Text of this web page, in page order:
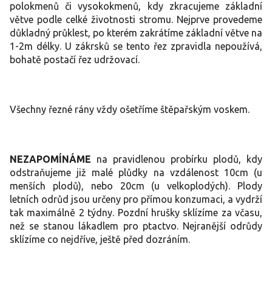
polokmenů či vysokokmenů, kdy zkracujeme základní
větve podle celké životnosti stromu. Nejprve provedeme
důkladný průklest, po kterém zakrátíme základní větve na
1-2m délky. U zákrsků se tento řez zpravidla nepoužívá,
bohatě postačí řez udržovací.
Všechny řezné rány vždy ošetříme štěpařským voskem.
NEZAPOMÍNÁME na pravidlenou probírku plodů, kdy
odstraňujeme již malé plůdky na vzdálenost 10cm (u
menších plodů), nebo 20cm (u velkoplodých). Plody
letních odrůd jsou určeny pro přímou konzumaci, a vydrží
tak maximálně 2 týdny. Pozdní hrušky sklízíme za včasu,
než se stanou lákadlem pro ptactvo. Nejranější odrůdy
sklízíme co nejdříve, ještě před dozráním.